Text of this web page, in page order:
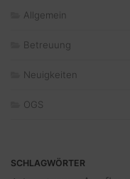
Allgemein
Betreuung
Neuigkeiten
OGS
SCHLAGWÖRTER